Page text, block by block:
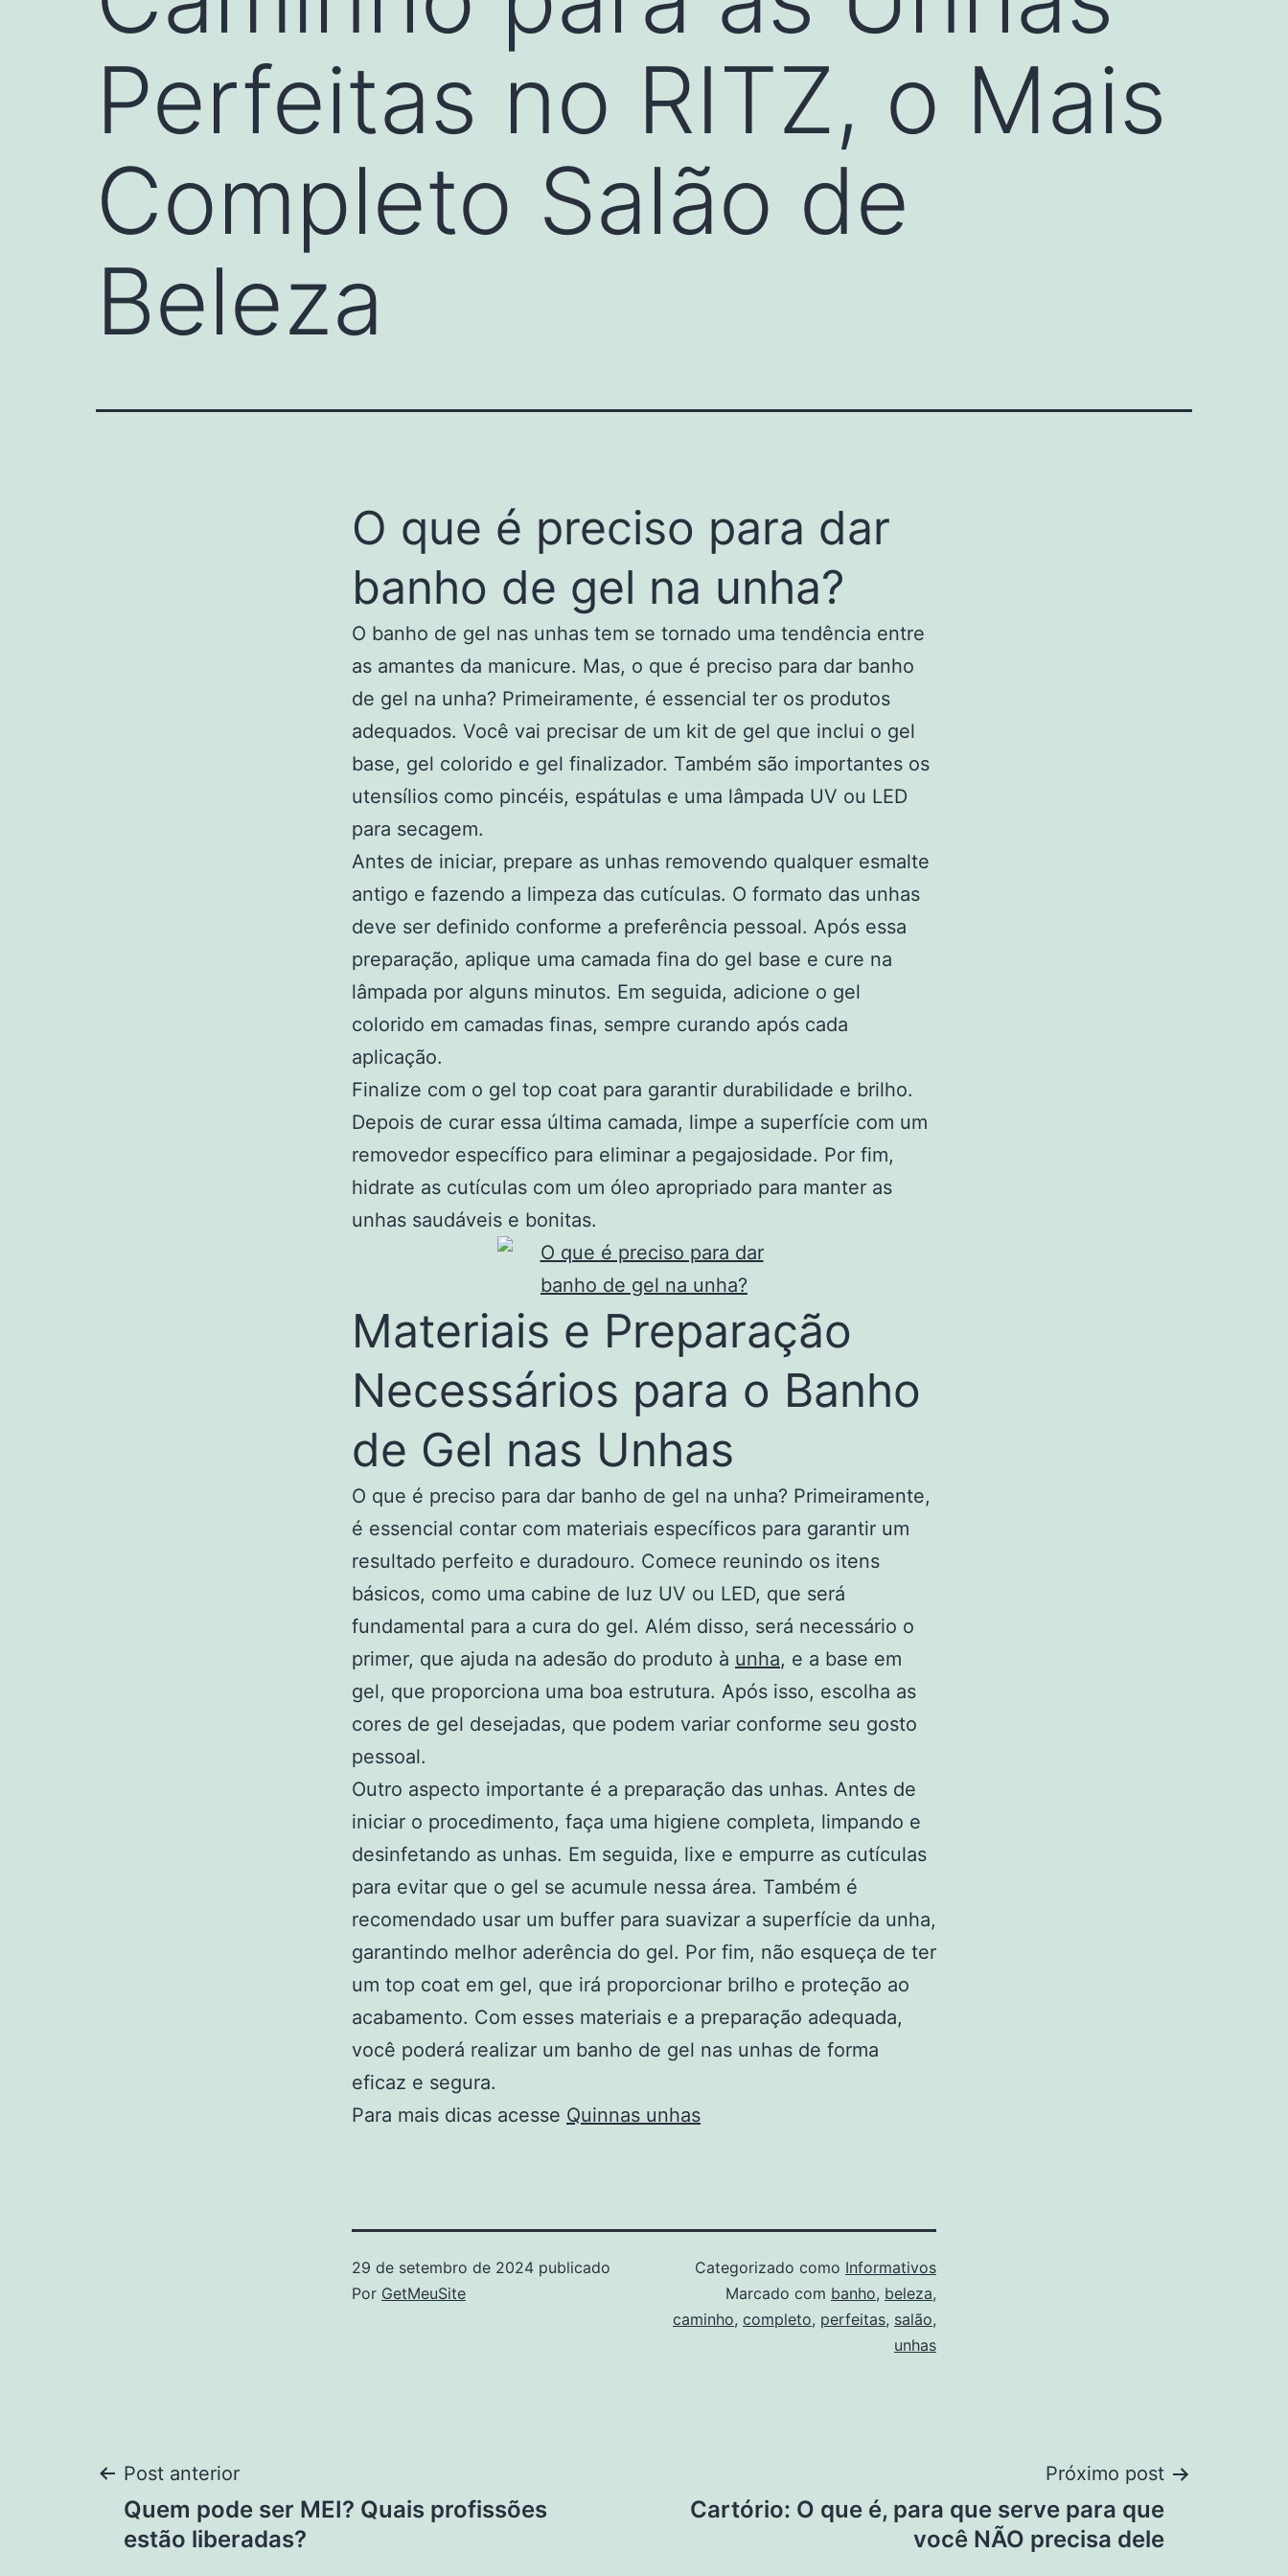
Perfeitas no RITZ, o Mais
Completo Salão de
Beleza
O que é preciso para dar
banho de gel na unha?
O banho de gel nas unhas tem se tornado uma tendência entre
as amantes da manicure. Mas, o que é preciso para dar banho
de gel na unha? Primeiramente, é essencial ter os produtos
adequados. Você vai precisar de um kit de gel que inclui o gel
base, gel colorido e gel finalizador. Também são importantes os
utensílios como pincéis, espátulas e uma lâmpada UV ou LED
para secagem.
Antes de iniciar, prepare as unhas removendo qualquer esmalte
antigo e fazendo a limpeza das cutículas. O formato das unhas
deve ser definido conforme a preferência pessoal. Após essa
preparação, aplique uma camada fina do gel base e cure na
lâmpada por alguns minutos. Em seguida, adicione o gel
colorido em camadas finas, sempre curando após cada
aplicação.
Finalize com o gel top coat para garantir durabilidade e brilho.
Depois de curar essa última camada, limpe a superfície com um
removedor específico para eliminar a pegajosidade. Por fim,
hidrate as cutículas com um óleo apropriado para manter as
unhas saudáveis e bonitas.
Materiais e Preparação
Necessários para o Banho
de Gel nas Unhas
O que é preciso para dar banho de gel na unha? Primeiramente,
é essencial contar com materiais específicos para garantir um
resultado perfeito e duradouro. Comece reunindo os itens
básicos, como uma cabine de luz UV ou LED, que será
fundamental para a cura do gel. Além disso, será necessário o
primer, que ajuda na adesão do produto à unha, e a base em
gel, que proporciona uma boa estrutura. Após isso, escolha as
cores de gel desejadas, que podem variar conforme seu gosto
pessoal.
Outro aspecto importante é a preparação das unhas. Antes de
iniciar o procedimento, faça uma higiene completa, limpando e
desinfetando as unhas. Em seguida, lixe e empurre as cutículas
para evitar que o gel se acumule nessa área. Também é
recomendado usar um buffer para suavizar a superfície da unha,
garantindo melhor aderência do gel. Por fim, não esqueça de ter
um top coat em gel, que irá proporcionar brilho e proteção ao
acabamento. Com esses materiais e a preparação adequada,
você poderá realizar um banho de gel nas unhas de forma
eficaz e segura.
Para mais dicas acesse Quinnas unhas
29 de setembro de 2024 publicado
Por GetMeuSite
Categorizado como Informativos
Marcado com banho, beleza,
caminho, completo, perfeitas, salão,
unhas
Navegação
de
Post anterior
Quem pode ser MEI? Quais profissões
estão liberadas?
Próximo post
Cartório: O que é, para que serve para que
você NÃO precisa dele